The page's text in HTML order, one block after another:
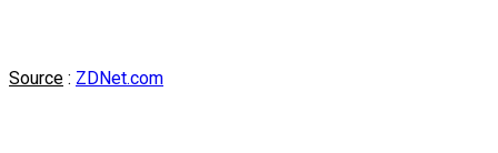
Source : ZDNet.com